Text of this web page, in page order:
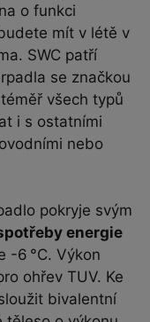
o funkci
mít v létě v
SWC patří
se značkou
všech typů
i s ostatními
nebo
pokryje svým
energie
-6 °C. Výkon
ohřev TUV. Ke
bivalentní